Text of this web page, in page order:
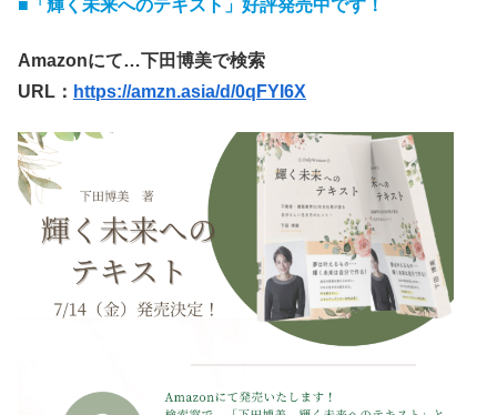
■「輝く未来へのテキスト」好評発売中です！
Amazonにて…下田博美で検索
URL： https://amzn.asia/d/0qFYI6X